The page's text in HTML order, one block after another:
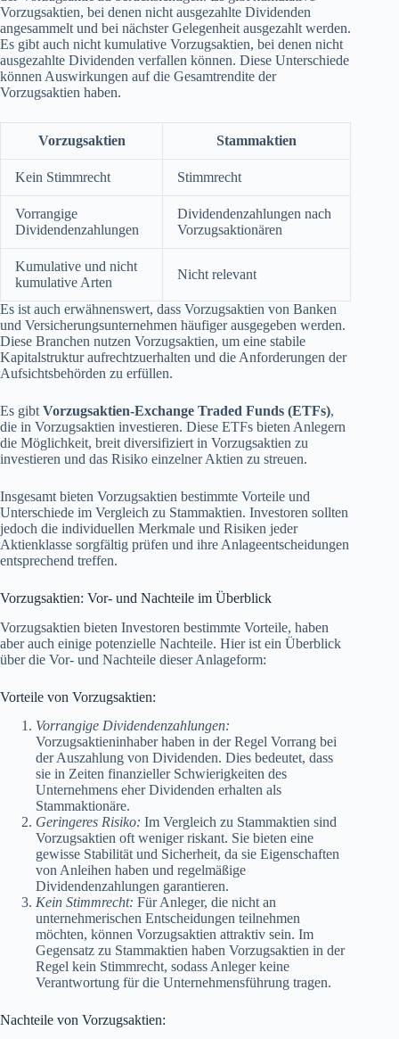
Vorzugsaktien, bei denen nicht ausgezahlte Dividenden
angesammelt und bei nächster Gelegenheit ausgezahlt werden.
Es gibt auch nicht kumulative Vorzugsaktien, bei denen nicht
ausgezahlte Dividenden verfallen können. Diese Unterschiede
können Auswirkungen auf die Gesamtrendite der
Vorzugsaktien haben.
Vorzugsaktien Stammaktien
Kein Stimmrecht Stimmrecht
Vorrangige
Dividendenzahlungen
Dividendenzahlungen nach
Vorzugsaktionären
Kumulative und nicht
kumulative Arten
Nicht relevant
Es ist auch erwähnenswert, dass Vorzugsaktien von Banken
und Versicherungsunternehmen häufiger ausgegeben werden.
Diese Branchen nutzen Vorzugsaktien, um eine stabile
Kapitalstruktur aufrechtzuerhalten und die Anforderungen der
Aufsichtsbehörden zu erfüllen.
Es gibt Vorzugsaktien-Exchange Traded Funds (ETFs),
die in Vorzugsaktien investieren. Diese ETFs bieten Anlegern
die Möglichkeit, breit diversifiziert in Vorzugsaktien zu
investieren und das Risiko einzelner Aktien zu streuen.
Insgesamt bieten Vorzugsaktien bestimmte Vorteile und
Unterschiede im Vergleich zu Stammaktien. Investoren sollten
jedoch die individuellen Merkmale und Risiken jeder
Aktienklasse sorgfältig prüfen und ihre Anlageentscheidungen
entsprechend treffen.
Vorzugsaktien: Vor- und Nachteile im Überblick
Vorzugsaktien bieten Investoren bestimmte Vorteile, haben
aber auch einige potenzielle Nachteile. Hier ist ein Überblick
über die Vor- und Nachteile dieser Anlageform:
Vorteile von Vorzugsaktien:
Vorrangige Dividendenzahlungen:
Vorzugsaktieninhaber haben in der Regel Vorrang bei
der Auszahlung von Dividenden. Dies bedeutet, dass
sie in Zeiten finanzieller Schwierigkeiten des
Unternehmens eher Dividenden erhalten als
Stammaktionäre.
Geringeres Risiko: Im Vergleich zu Stammaktien sind
Vorzugsaktien oft weniger riskant. Sie bieten eine
gewisse Stabilität und Sicherheit, da sie Eigenschaften
von Anleihen haben und regelmäßige
Dividendenzahlungen garantieren.
Kein Stimmrecht: Für Anleger, die nicht an
unternehmerischen Entscheidungen teilnehmen
möchten, können Vorzugsaktien attraktiv sein. Im
Gegensatz zu Stammaktien haben Vorzugsaktien in der
Regel kein Stimmrecht, sodass Anleger keine
Verantwortung für die Unternehmensführung tragen.
Nachteile von Vorzugsaktien: